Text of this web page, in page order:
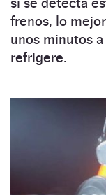
frenos, lo
unos minutos
refrigere.